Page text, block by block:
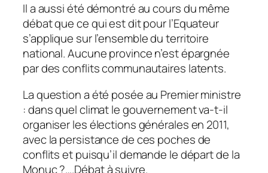
Il a aussi été démontré au cours du même
débat que ce qui est dit pour l’Equateur
s’applique sur l’ensemble du territoire
national. Aucune province n’est épargnée
par des conflits communautaires latents.
La question a été posée au Premier ministre
: dans quel climat le gouvernement va-t-il
organiser les élections générales en 2011,
avec la persistance de ces poches de
conflits et puisqu’il demande le départ de la
Monuc ?….Débat à suivre.